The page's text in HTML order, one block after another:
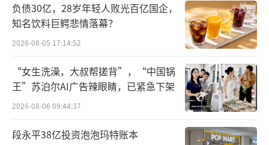
其原定任期至2027年4月18日届满。此次
离职距姜植铭接任万泰生物总经理仅过去约两
年半时间。在公司总经理空缺期间，由董事长
邱子欣代行总经理职责。
2025年年报信息显示，JIANG ZHIMING，
1973年出生，美国国籍，博士研究生。2002年
负债30亿，28岁年轻人败光百亿国企，
知名饮料巨鳄悲情落幕？
2026-08-05 17:14:52
“女生洗澡，大叔帮搓背”，“中国锅
王”苏泊尔AI广告辣眼睛，已紧急下架
2026-08-06 09:44:37
段永平38亿投资泡泡玛特账本